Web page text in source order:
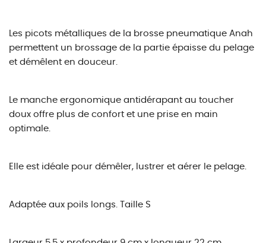
Les picots métalliques de la brosse pneumatique Anah
permettent un brossage de la partie épaisse du pelage
et démêlent en douceur.
Le manche ergonomique antidérapant au toucher
doux offre plus de confort et une prise en main
optimale.
Elle est idéale pour démêler, lustrer et aérer le pelage.
Adaptée aux poils longs. Taille S